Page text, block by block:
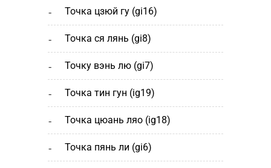
точка цзюй гу (gi16)
точка ся лянь (gi8)
точку вэнь лю (gi7)
точка тин гун (ig19)
точка цюань ляо (ig18)
точка пянь ли (gi6)